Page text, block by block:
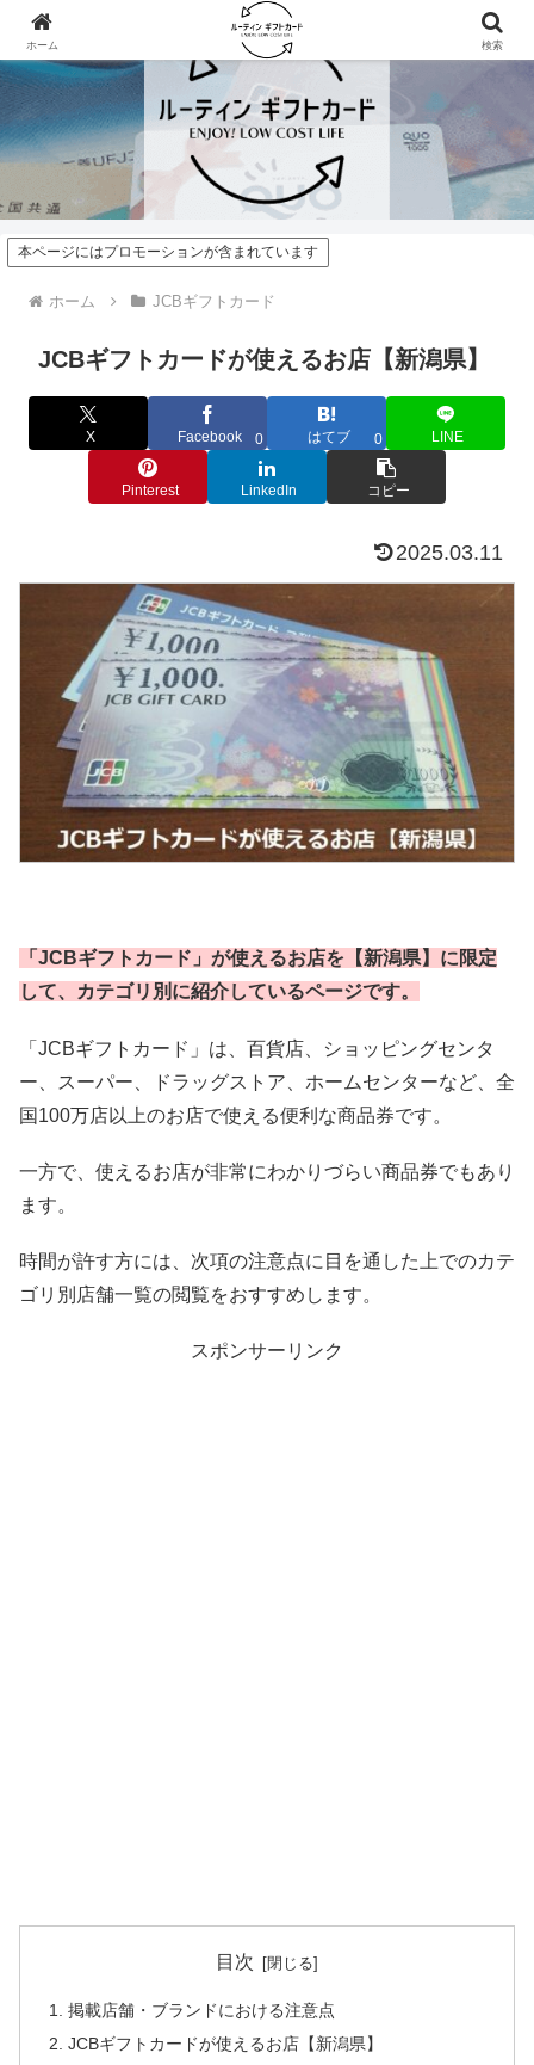
本ページにはプロモーションが含まれています
ホーム JCBギフトカード
JCBギフトカードが使えるお店【新潟県】
X Facebook 0 はてブ 0 LINE
Pinterest LinkedIn コピー
2025.03.11
「JCBギフトカード」が使えるお店を【新潟県】に限定
して、カテゴリ別に紹介しているページです。
「JCBギフトカード」は、百貨店、ショッピングセンタ
ー、スーパー、ドラッグストア、ホームセンターなど、全
国100万店以上のお店で使える便利な商品券です。
一方で、使えるお店が非常にわかりづらい商品券でもあり
ます。
時間が許す方には、次項の注意点に目を通した上でのカテ
ゴリ別店舗一覧の閲覧をおすすめします。
スポンサーリンク
目次
掲載店舗・ブランドにおける注意点
JCBギフトカードが使えるお店【新潟県】
ホーム 検索